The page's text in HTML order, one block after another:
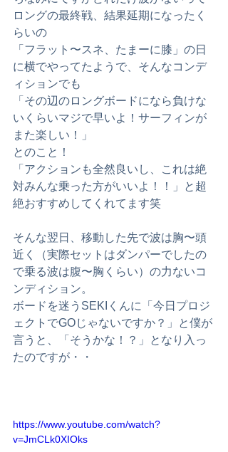
ロングの最終戦、結果延期になったく
らいの
「フラット〜スネ、たまーに膝」の日
に横でやってたようで、そんなコンデ
ィションでも
「その辺のロングボードになら負けな
いくらいマジで早いよ！サーフィンが
また楽しい！」
とのこと！
「アクションも全然良いし、これは絶
対みんな乗った方がいいよ！！」と超
絶おすすめしてくれてます笑
そんな翌日、移動した先で波は胸〜頭
近く（実際セットはダンパーでしたの
で乗る波は腹〜胸くらい）の力ないコ
ンディション。
ボードを迷うSEKIくんに「今日プロジ
ェクトでGOじゃないですか？」と僕が
言うと、「そうかな！？」となり入っ
たのですが・・
https://www.youtube.com/watch?
v=JmCLk0XIOks